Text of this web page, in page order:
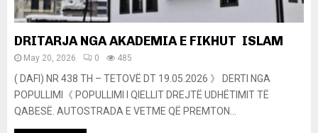
DRITARJA NGA AKADEMIA E FIKHUT ISLAM
May 20, 2026 0 485
( DAFI) NR 438 TH – TETOVË DT 19.05.2026 》 DERTI NGA
POPULLIMI《 POPULLIMI I QIELLIT DREJTË UDHËTIMIT TË
QABESË. AUTOSTRADA E VETME QË PREMTON...